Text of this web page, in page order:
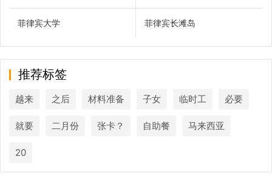
菲律宾大学 菲律宾长滩岛
推荐标签
越来 之后 材料准备 子女 临时工 必要
就要 二月份 张卡？ 自助餐 马来西亚
20